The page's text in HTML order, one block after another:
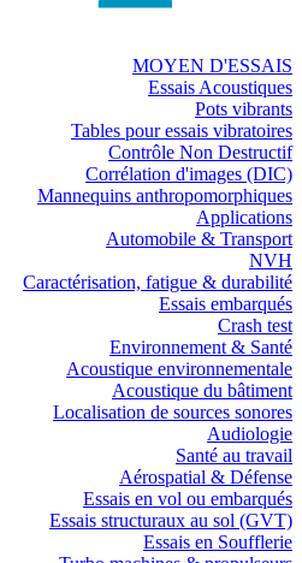
MOYEN D'ESSAIS
Essais Acoustiques
Pots vibrants
Tables pour essais vibratoires
Contrôle Non Destructif
Corrélation d'images (DIC)
Mannequins anthropomorphiques
Applications
Automobile & Transport
NVH
Caractérisation, fatigue & durabilité
Essais embarqués
Crash test
Environnement & Santé
Acoustique environnementale
Acoustique du bâtiment
Localisation de sources sonores
Audiologie
Santé au travail
Aérospatial & Défense
Essais en vol ou embarqués
Essais structuraux au sol (GVT)
Essais en Soufflerie